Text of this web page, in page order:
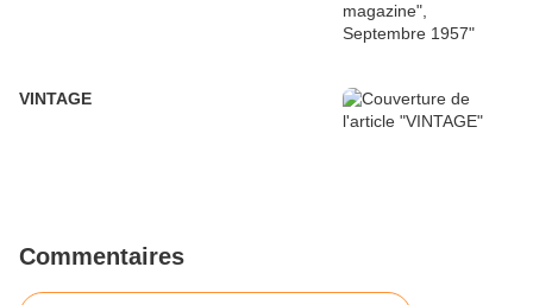
VINTAGE
Commentaires